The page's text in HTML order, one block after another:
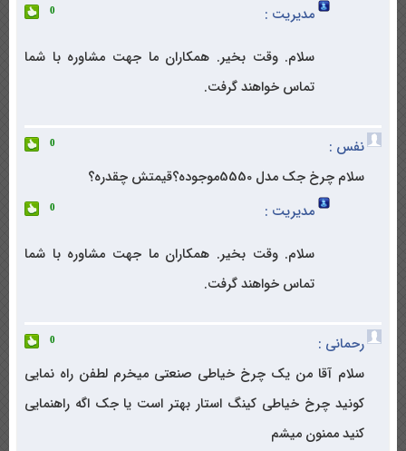
مدیریت :
0
سلام. وقت بخیر. همکاران ما جهت مشاوره با شما
تماس خواهند گرفت.
نفس : 0
سلام چرخ جک مدل 5550موجوده؟قیمتش چقدره؟
مدیریت :
0
سلام. وقت بخیر. همکاران ما جهت مشاوره با شما
تماس خواهند گرفت.
رحمانی : 0
سلام آقا من یک چرخ خیاطی صنعتی میخرم لطفن راه نمایی
کونید چرخ خیاطی کینگ استار بهتر است یا جک اگه راهنمایی
کنید ممنون میشم